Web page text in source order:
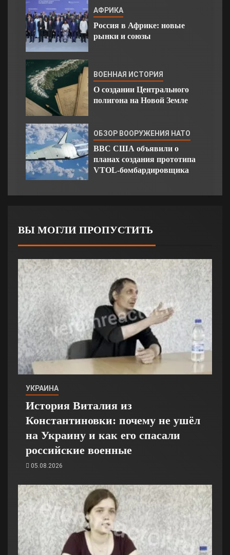
АФРИКА
Россия в Африке: новые
рынки и союзы
ВОЕННАЯ ИСТОРИЯ
О создании Центрального
полигона на Новой Земле
ОБЗОР ВООРУЖЕНИЯ НАТО
ВВС США объявили о
планах создания прототипа
VTOL-бомбардировщика
ВЫ МОГЛИ ПРОПУСТИТЬ
УКРАИНА
История Виталия из
Константиновки: почему не ушёл
на Украину и как его спасали
российские военные
05.08.2026